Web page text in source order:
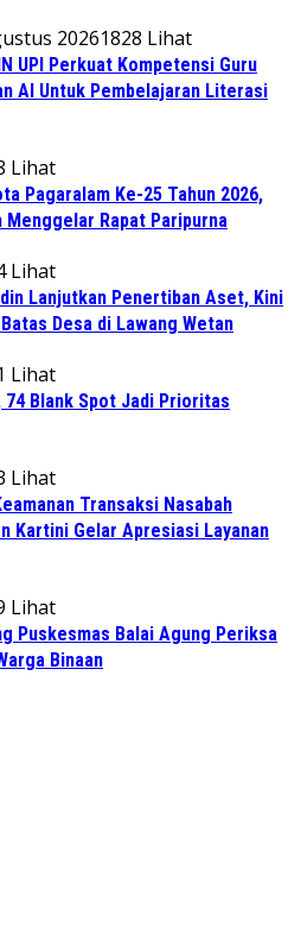
20261828 Lihat
UPI Perkuat Kompetensi Guru
AI Untuk Pembelajaran Literasi
Lihat
Pagaralam Ke-25 Tahun 2026,
Menggelar Rapat Paripurna
Lihat
Lanjutkan Penertiban Aset, Kini
Desa di Lawang Wetan
Lihat
Blank Spot Jadi Prioritas
Lihat
Transaksi Nasabah
Kartini Gelar Apresiasi Layanan
Lihat
Puskesmas Balai Agung Periksa
Binaan